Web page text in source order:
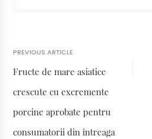
PREVIOUS ARTICLE
Fructe de mare asiatice
crescute cu excremente
porcine aprobate pentru
consumatorii din întreaga